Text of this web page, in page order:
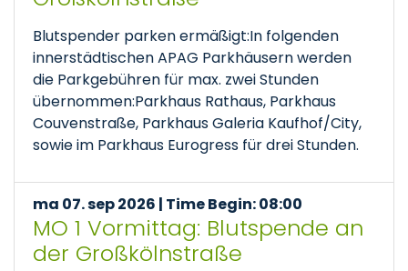
Blutspender parken ermäßigt:In folgenden
innerstädtischen APAG Parkhäusern werden
die Parkgebühren für max. zwei Stunden
übernommen:Parkhaus Rathaus, Parkhaus
Couvenstraße, Parkhaus Galeria Kaufhof/City,
sowie im Parkhaus Eurogress für drei Stunden.
ma 07. sep 2026 | Time Begin: 08:00
MO 1 Vormittag: Blutspende an
der Großkölnstraße